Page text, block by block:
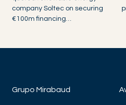
company Soltec on securing
€100m financing…
Grupo Mirabaud